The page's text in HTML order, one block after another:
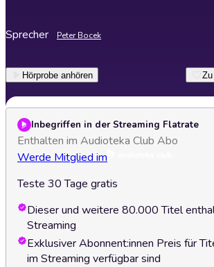
Sprecher Peter Bocek
Hörprobe anhören
Inbegriffen in der Streaming Flatrate
Enthalten im Audioteka Club Abo
Werde Mitglied im
Teste 30 Tage gratis
Dieser und weitere 80.000 Titel
Streaming
Exklusiver Abonnent:innen Preis für
im Streaming verfügbar sind